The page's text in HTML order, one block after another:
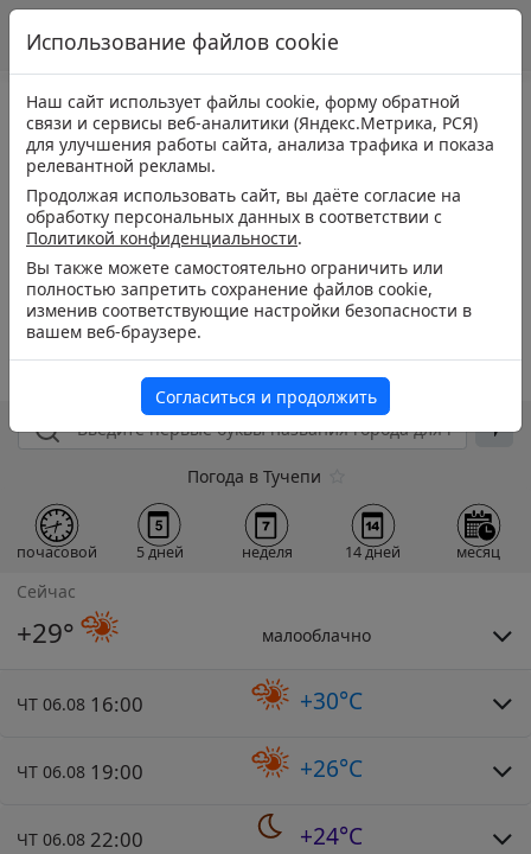
Погода в Тучепи
почасовой 5 дней неделя 14 дней месяц
Сейчас
+29° малооблачно
ЧТ 06.08 16:00 +30°C
ЧТ 06.08 19:00 +26°C
ЧТ 06.08 22:00 +24°C
Использование файлов cookie
Наш сайт использует файлы cookie, форму обратной
связи и сервисы веб-аналитики (Яндекс.Метрика, РСЯ)
для улучшения работы сайта, анализа трафика и показа
релевантной рекламы.
Продолжая использовать сайт, вы даёте согласие на
обработку персональных данных в соответствии с
Политикой конфиденциальности.
Вы также можете самостоятельно ограничить или
полностью запретить сохранение файлов cookie,
изменив соответствующие настройки безопасности в
вашем веб-браузере.
Согласиться и продолжить